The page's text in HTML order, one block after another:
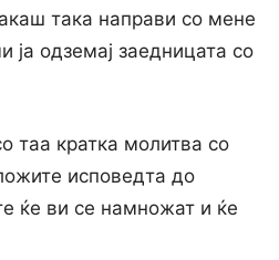
така направи со мене
одземај заедницата со
таа кратка молитва со
исповедта до
ќе ви се намножат и ќе